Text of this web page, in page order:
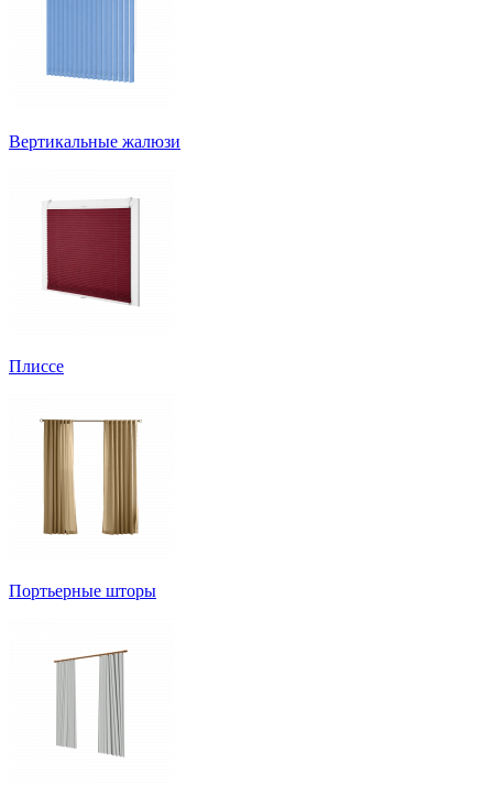
Вертикальные жалюзи
Плиссе
Портьерные шторы